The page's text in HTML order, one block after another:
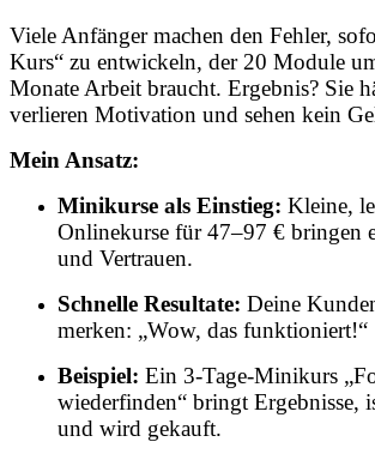
Viele Anfänger machen den Fehler,
Kurs“ zu entwickeln, der 20 Module
Monate Arbeit braucht. Ergebnis? Sie
verlieren Motivation und sehen kein
Mein Ansatz:
Minikurse als Einstieg: Kleine,
Onlinekurse für 47–97 € bringen
und Vertrauen.
Schnelle Resultate: Deine
merken: „Wow, das funktioniert!“
Beispiel: Ein 3-Tage-Minikurs
wiederfinden“ bringt Ergebnisse,
und wird gekauft.